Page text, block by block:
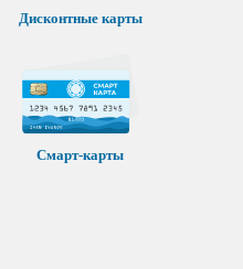
Дисконтные карты
Смарт-карты